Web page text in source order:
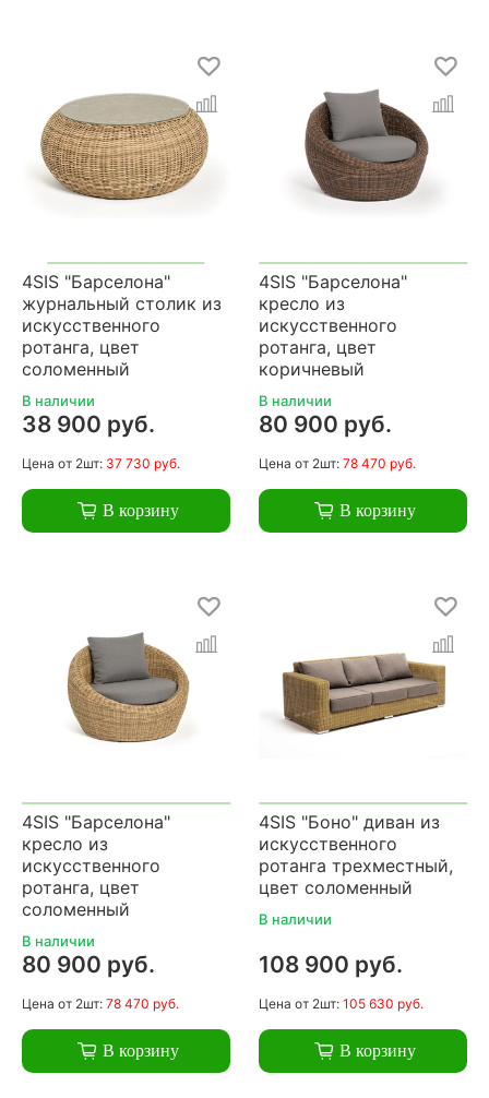
4SIS "Барселона"
журнальный столик из
искусственного
ротанга, цвет
соломенный
В наличии
38 900 руб.
Цена от 2шт: 37 730 руб.
В корзину
4SIS "Барселона"
кресло из
искусственного
ротанга, цвет
коричневый
В наличии
80 900 руб.
Цена от 2шт: 78 470 руб.
В корзину
4SIS "Барселона"
кресло из
искусственного
ротанга, цвет
соломенный
В наличии
80 900 руб.
Цена от 2шт: 78 470 руб.
В корзину
4SIS "Боно" диван из
искусственного
ротанга трехместный,
цвет соломенный
В наличии
108 900 руб.
Цена от 2шт: 105 630 руб.
В корзину